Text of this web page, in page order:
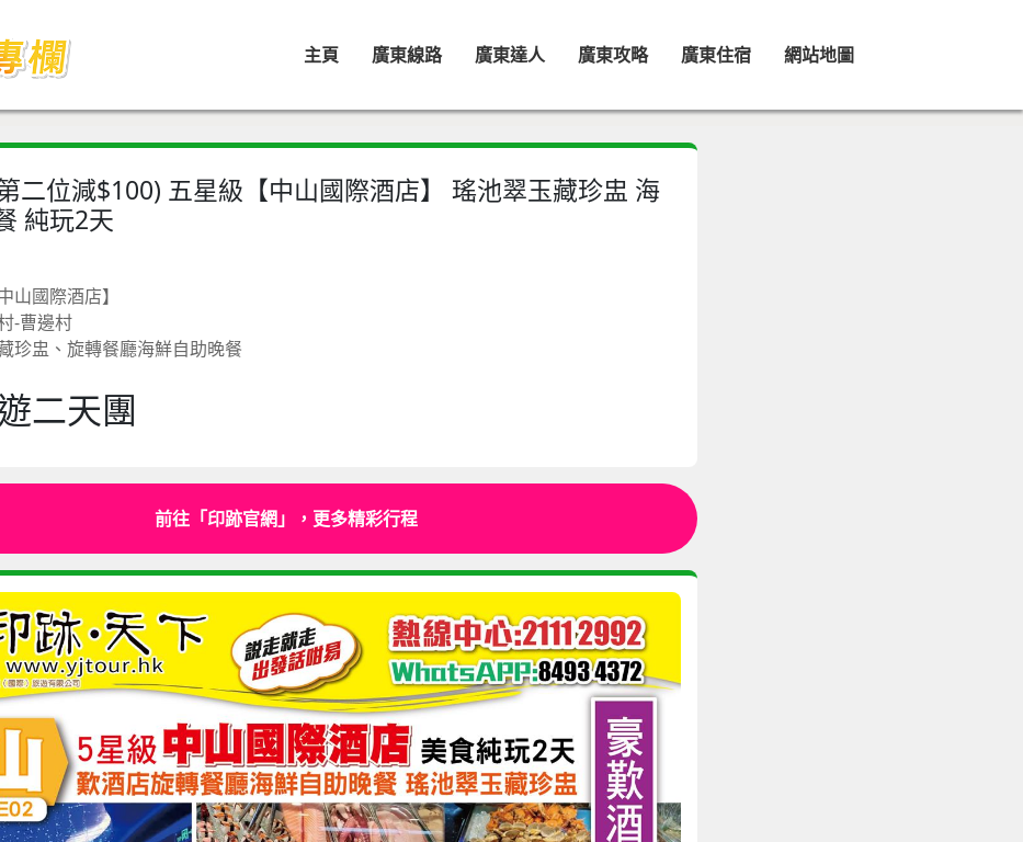
網站地圖
廣東住宿
廣東攻略
廣東達人
廣東線路
主頁
二位減$100) 五星級【中山國際酒店】 瑤池翠玉藏珍盅 海
純玩2天
山國際酒店】
-曹邊村
珍盅、旋轉餐廳海鮮自助晚餐
二天團
前往「印跡官網」，更多精彩行程